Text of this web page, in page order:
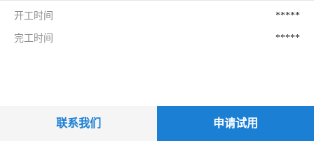
开工时间 *****
完工时间 *****
联系我们 申请试用